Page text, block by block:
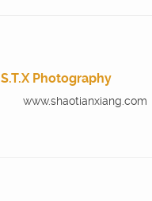
S.T.X Photography
www.shaotianxiang.com